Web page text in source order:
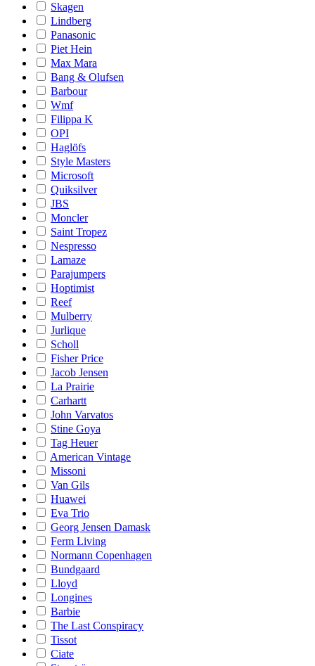
Skagen
Lindberg
Panasonic
Piet Hein
Max Mara
Bang & Olufsen
Barbour
Wmf
Filippa K
OPI
Haglöfs
Style Masters
Microsoft
Quiksilver
JBS
Moncler
Saint Tropez
Nespresso
Lamaze
Parajumpers
Hoptimist
Reef
Mulberry
Jurlique
Scholl
Fisher Price
Jacob Jensen
La Prairie
Carhartt
John Varvatos
Stine Goya
Tag Heuer
American Vintage
Missoni
Van Gils
Huawei
Eva Trio
Georg Jensen Damask
Ferm Living
Normann Copenhagen
Bundgaard
Lloyd
Longines
Barbie
The Last Conspiracy
Tissot
Ciate